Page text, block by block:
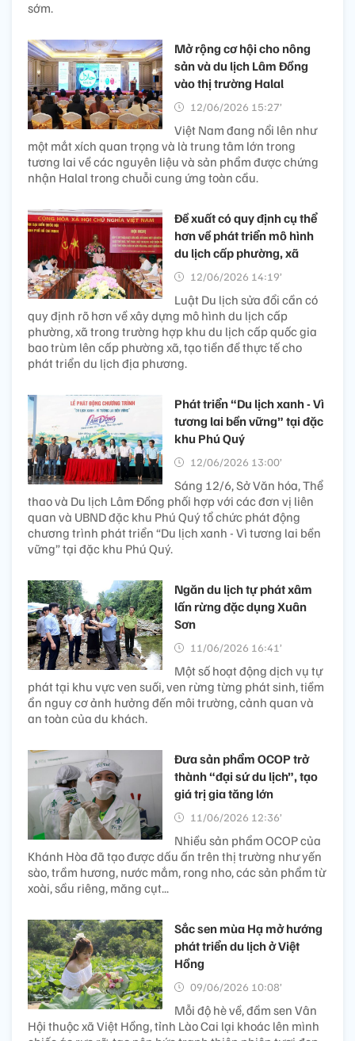
sớm.
Mở rộng cơ hội cho nông
sản và du lịch Lâm Đồng
vào thị trường Halal
12/06/2026 15:27’
Việt Nam đang nổi lên như
một mắt xích quan trọng và là trung tâm lớn trong
tương lai về các nguyên liệu và sản phẩm được chứng
nhận Halal trong chuỗi cung ứng toàn cầu.
Đề xuất có quy định cụ thể
hơn về phát triển mô hình
du lịch cấp phường, xã
12/06/2026 14:19’
Luật Du lịch sửa đổi cần có
quy định rõ hơn về xây dựng mô hình du lịch cấp
phường, xã trong trường hợp khu du lịch cấp quốc gia
bao trùm lên cấp phường xã, tạo tiền đề thực tế cho
phát triển du lịch địa phương.
Phát triển “Du lịch xanh - Vì
tương lai bền vững” tại đặc
khu Phú Quý
12/06/2026 13:00’
Sáng 12/6, Sở Văn hóa, Thể
thao và Du lịch Lâm Đồng phối hợp với các đơn vị liên
quan và UBND đặc khu Phú Quý tổ chức phát động
chương trình phát triển “Du lịch xanh - Vì tương lai bền
vững” tại đặc khu Phú Quý.
Ngăn du lịch tự phát xâm
lấn rừng đặc dụng Xuân
Sơn
11/06/2026 16:41’
Một số hoạt động dịch vụ tự
phát tại khu vực ven suối, ven rừng từng phát sinh, tiềm
ẩn nguy cơ ảnh hưởng đến môi trường, cảnh quan và
an toàn của du khách.
Đưa sản phẩm OCOP trở
thành “đại sứ du lịch”, tạo
giá trị gia tăng lớn
11/06/2026 12:36’
Nhiều sản phẩm OCOP của
Khánh Hòa đã tạo được dấu ấn trên thị trường như yến
sào, trầm hương, nước mắm, rong nho, các sản phẩm từ
xoài, sầu riêng, măng cụt...
Sắc sen mùa Hạ mở hướng
phát triển du lịch ở Việt
Hồng
09/06/2026 10:08’
Mỗi độ hè về, đầm sen Vân
Hội thuộc xã Việt Hồng, tỉnh Lào Cai lại khoác lên mình